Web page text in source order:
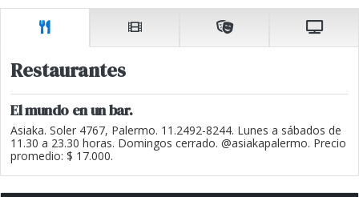
Restaurantes
El mundo en un bar.
Asiaka. Soler 4767, Palermo. 11.2492-8244. Lunes a sábados de
11.30 a 23.30 horas. Domingos cerrado. @asiakapalermo. Precio
promedio: $ 17.000.